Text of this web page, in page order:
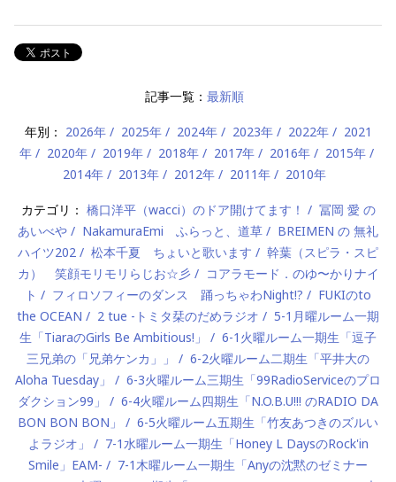
記事一覧： 最新順
年別： 2026年 2025年 2024年 2023年 2022年
2021
年
2020年 2019年 2018年 2017年 2016年
2015年
2014年
2013年 2012年 2011年 2010年
カテゴリ： 橋口洋平（wacci）のドア開けてます！
冨岡 愛 の
あいべや
NakamuraEmi ふらっと、道草
BREIMEN の 無礼
ハイツ202
松本千夏 ちょいと歌います
幹葉（スピラ・スピ
カ） 笑顔モリモリらじお☆彡
コアラモード．のゆ〜かりナイ
ト
フィロソフィーのダンス 踊っちゃわNight!?
FUKIのto
the OCEAN
2 tue -トミタ栞のだめラジオ
5-1月曜ルーム一期
生「TiaraのGirls Be Ambitious!」
6-1火曜ルーム一期生「逗子
三兄弟の「兄弟ケンカ」」
6-2火曜ルーム二期生「平井大の
Aloha Tuesday」
6-3火曜ルーム三期生「99RadioServiceのプロ
ダクション99」
6-4火曜ルーム四期生「N.O.B.U!!! のRADIO DA
BON BON BON」
6-5火曜ルーム五期生「竹友あつきのズルい
よラジオ」
7-1水曜ルーム一期生「Honey L DaysのRock'in
Smile」EAM-
7-1木曜ルーム一期生「Anyの沈黙のゼミナー